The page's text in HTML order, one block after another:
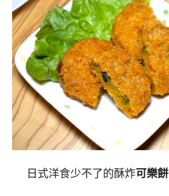
日式洋食少不了的酥炸可樂餅